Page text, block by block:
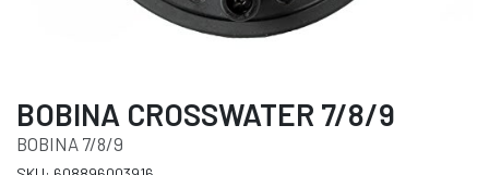
BOBINA CROSSWATER 7/8/9
BOBINA 7/8/9